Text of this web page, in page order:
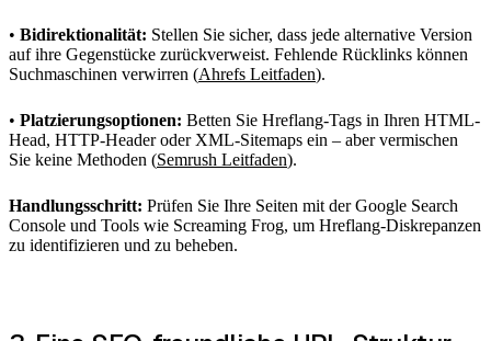
• Bidirektionalität: Stellen Sie sicher, dass jede alternative Version
auf ihre Gegenstücke zurückverweist. Fehlende Rücklinks können
Suchmaschinen verwirren (Ahrefs Leitfaden).
• Platzierungsoptionen: Betten Sie Hreflang-Tags in Ihren HTML-
Head, HTTP-Header oder XML-Sitemaps ein – aber vermischen
Sie keine Methoden (Semrush Leitfaden).
Handlungsschritt: Prüfen Sie Ihre Seiten mit der Google Search
Console und Tools wie Screaming Frog, um Hreflang-Diskrepanzen
zu identifizieren und zu beheben.